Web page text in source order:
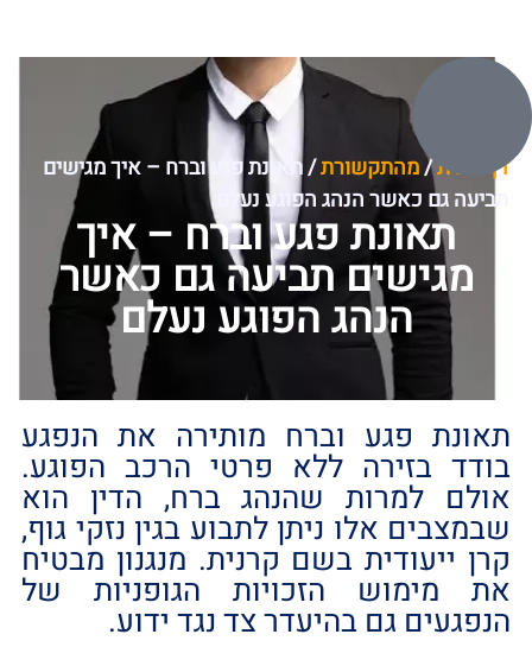
דף הבית/מהתקשורת/תאונת פגע וברח – איך מגישים
תביעה גם כאשר הנהג הפוגע נעלם
תאונת פגע וברח – איך
מגישים תביעה גם כאשר
הנהג הפוגע נעלם
תאונת פגע וברח מותירה את הנפגע
בודד בזירה ללא פרטי הרכב הפוגע.
אולם למרות שהנהג ברח, הדין הוא
שבמצבים אלו ניתן לתבוע בגין נזקי גוף,
קרן ייעודית בשם קרנית. מנגנון מבטיח
את מימוש הזכויות הגופניות של
הנפגעים גם בהיעדר צד נגד ידוע.